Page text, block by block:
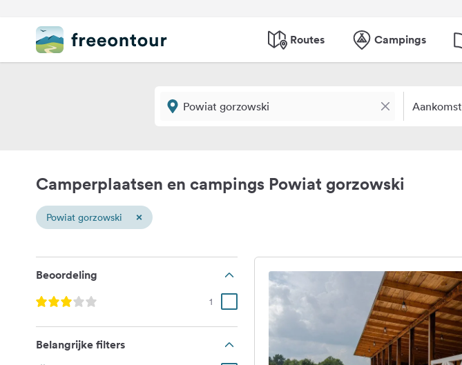
Routes Campings
Aankomst
Camperplaatsen en campings Powiat gorzowski
Powiat gorzowski ×
Beoordeling
1
Belangrijke filters